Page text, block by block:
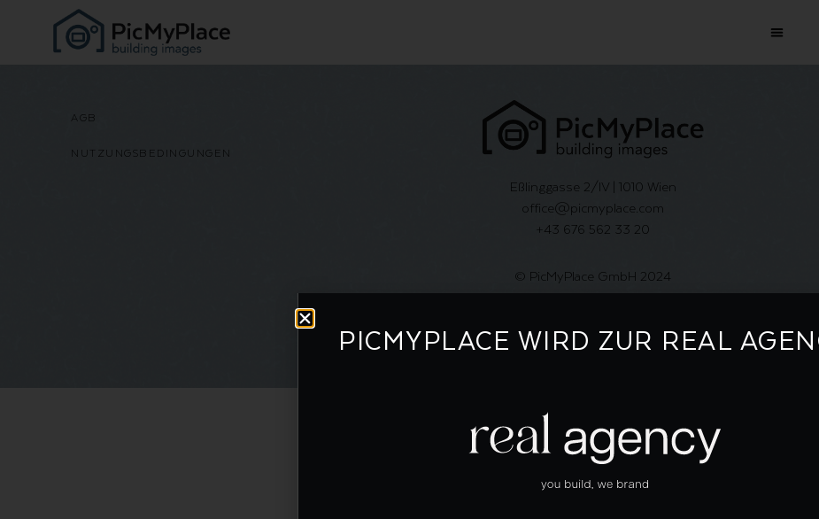
AGB
NUTZUNGSBEDINGUNGEN
Eßlinggasse 2/IV | 1010 Wien
office@picmyplace.com
+43 676 562 33 20
© PicMyPlace GmbH 2024
PICMYPLACE WIRD ZUR REAL